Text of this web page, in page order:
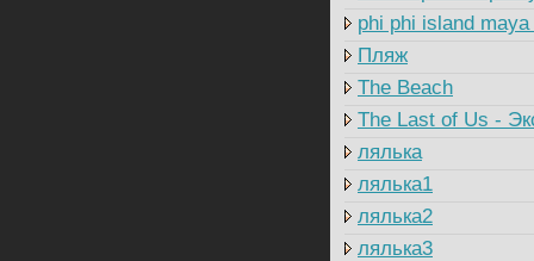
phi phi island maya
Пляж
The Beach
The Last of Us -
лялька
лялька1
лялька2
лялька3